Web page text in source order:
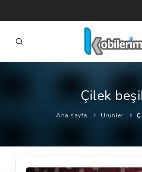
FIRMALAR
ÜRÜNLER
NASIL ÇALIŞIR?
YARDIM
Çilek
Ana sayfa Ürünler